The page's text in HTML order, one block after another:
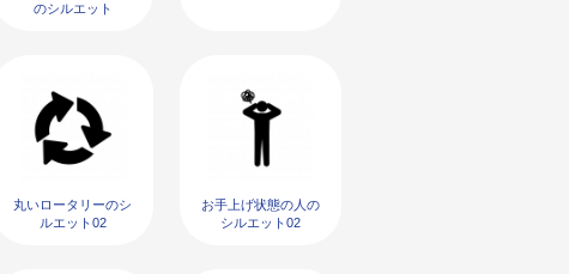
のシルエット
丸いロータリーのシ
ルエット02
お手上げ状態の人の
シルエット02